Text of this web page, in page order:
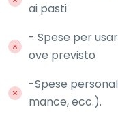
ai pasti
- Spese per
ove previsto
-Spese
mance, ecc.).